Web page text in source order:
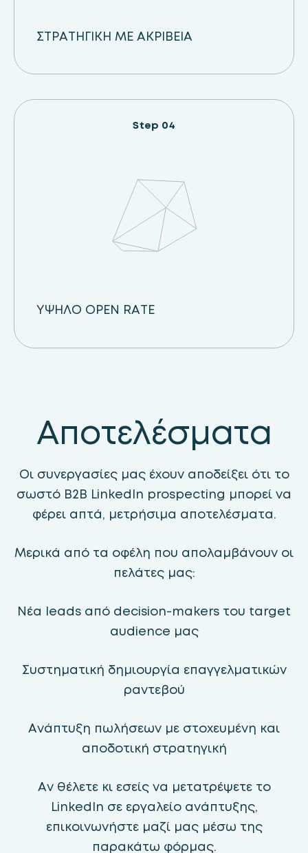
ΣΤΡΑΤΗΓΙΚΗ ΜΕ ΑΚΡΙΒΕΙΑ
Step 04
ΥΨΗΛΟ OPEN RATE
Αποτελέσματα
Οι συνεργασίες μας έχουν αποδείξει ότι το
σωστό B2B LinkedIn prospecting μπορεί να
φέρει απτά, μετρήσιμα αποτελέσματα.
Μερικά από τα οφέλη που απολαμβάνουν οι
πελάτες μας:
Νέα leads από decision-makers του target
audience μας
Συστηματική δημιουργία επαγγελματικών
ραντεβού
Ανάπτυξη πωλήσεων με στοχευμένη και
αποδοτική στρατηγική
Αν θέλετε κι εσείς να μετατρέψετε το
LinkedIn σε εργαλείο ανάπτυξης,
επικοινωνήστε μαζί μας μέσω της
παρακάτω φόρμας.